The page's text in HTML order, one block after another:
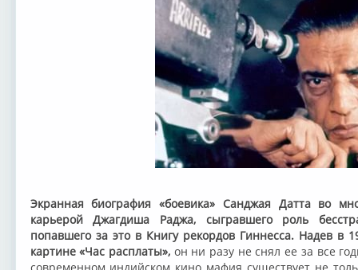
Экранная биография «боевика» Санджая Датта во
карьерой Джагдиша Раджа, сыгравшего роль
попавшего за это в Книгу рекордов Гиннесса. Надев в
картине «Час расплаты»,он ни разу не снял ее за все